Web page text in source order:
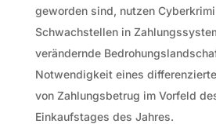
geworden sind, nutzen
Schwachstellen in
verändernde
Notwendigkeit eines
von Zahlungsbetrug im Vorfeld
Einkaufstages des Jahres.